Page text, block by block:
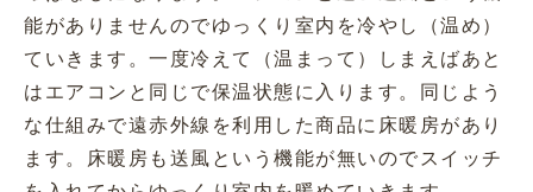
能がありませんのでゆっくり室内を冷やし（温め）
ていきます。一度冷えて（温まって）しまえばあと
はエアコンと同じで保温状態に入ります。同じよう
な仕組みで遠赤外線を利用した商品に床暖房があり
ます。床暖房も送風という機能が無いのでスイッチ